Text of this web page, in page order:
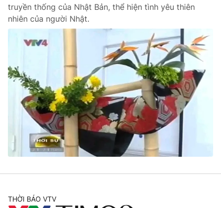
thuận bằng văn bản. Ghi rõ nguồn VTV.vn khi phát hành lại
thông tin từ website này.
truyền thống của Nhật Bản, thể hiện tình yêu thiên
nhiên của người Nhật.
THỜI BÁO VTV